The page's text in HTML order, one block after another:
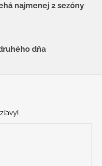
najmenej 2 sezóny
dňa